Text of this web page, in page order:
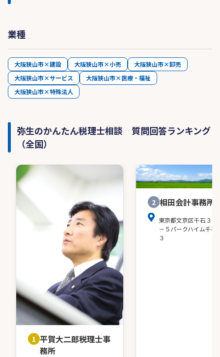
業種
大阪狭山市×建設 大阪狭山市×小売
大阪狭山市×卸売
大阪狭山市×サービス
大阪狭山市×医療・福祉
大阪狭山市×特殊法人
弥生のかんたん税理士相談 質問回答ランキング
（全国）
1 平賀大二郎税理士事
務所
2 相田会計事務所
東京都文京区千石３－
－５パークハイム千石
３